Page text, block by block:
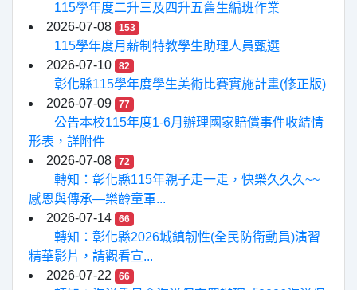
115學年度二升三及四升五舊生編班作業
2026-07-08
153
115學年度月薪制特教學生助理人員甄選
2026-07-10
82
彰化縣115學年度學生美術比賽實施計畫(修正版)
2026-07-09
77
公告本校115年度1-6月辦理國家賠償事件收結情
形表，詳附件
2026-07-08
72
轉知：彰化縣115年親子走一走，快樂久久久~~
感恩與傳承—樂齡童軍...
2026-07-14
66
轉知：彰化縣2026城鎮韌性(全民防衛動員)演習
精華影片，請觀看宣...
2026-07-22
66